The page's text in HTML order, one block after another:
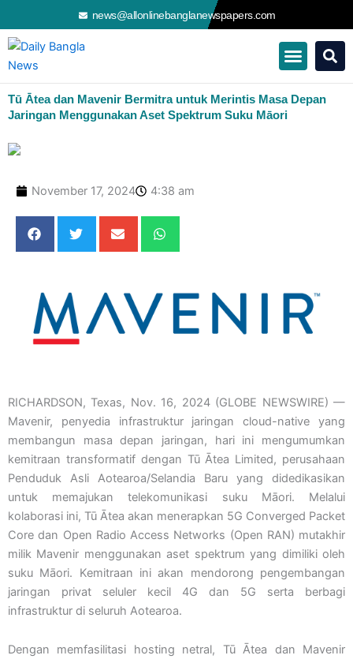
to
content
news@allonlinebanglanewspapers.com
Tū Ātea dan Mavenir Bermitra untuk Merintis Masa Depan
Jaringan Menggunakan Aset Spektrum Suku Māori
November 17, 2024 4:38 am
RICHARDSON, Texas, Nov. 16, 2024 (GLOBE NEWSWIRE) —
Mavenir, penyedia infrastruktur jaringan cloud-native yang
membangun masa depan jaringan, hari ini mengumumkan
kemitraan transformatif dengan Tū Ātea Limited, perusahaan
Penduduk Asli Aotearoa/Selandia Baru yang didedikasikan
untuk memajukan telekomunikasi suku Māori. Melalui
kolaborasi ini, Tū Ātea akan menerapkan 5G Converged Packet
Core dan Open Radio Access Networks (Open RAN) mutakhir
milik Mavenir menggunakan aset spektrum yang dimiliki oleh
suku Māori. Kemitraan ini akan mendorong pengembangan
jaringan privat seluler kecil 4G dan 5G serta berbagi
infrastruktur di seluruh Aotearoa.
Dengan memfasilitasi hosting netral, Tū Ātea dan Mavenir